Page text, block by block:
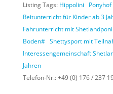
Listing Tags: Hippolini
Reitunterricht für Kinder ab 3
Fahrunterricht mit
Boden# Shettysport mit
Interessengemeinschaft
Jahren
Telefon-Nr.:+49 (0) 176 / 237